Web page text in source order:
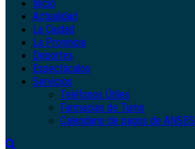
Inicio
Actualidad
La Ciudad
La Provincia
Deportes
Espectáculos
Servicios
Teléfonos Útiles
Farmacias de Turno
Calendario de pagos de ANSES